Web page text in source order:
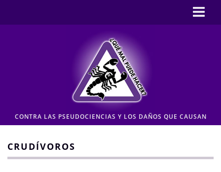
Pseudociencia en medios
Pseudociencia institucional
CONTACTO
Moderación de comentarios
Aviso legal y Política de privacidad
CONTRA LAS PSEUDOCIENCIAS Y LOS DAÑOS QUE CAUSAN
CRUDÍVOROS